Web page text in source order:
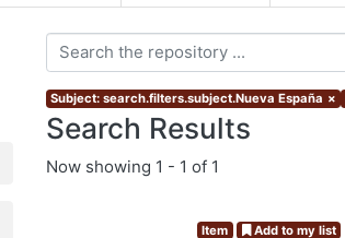
Subject: search.filters.subject.Nueva España ×
Search Results
Now showing 1 - 1 of 1
Item Add to my list